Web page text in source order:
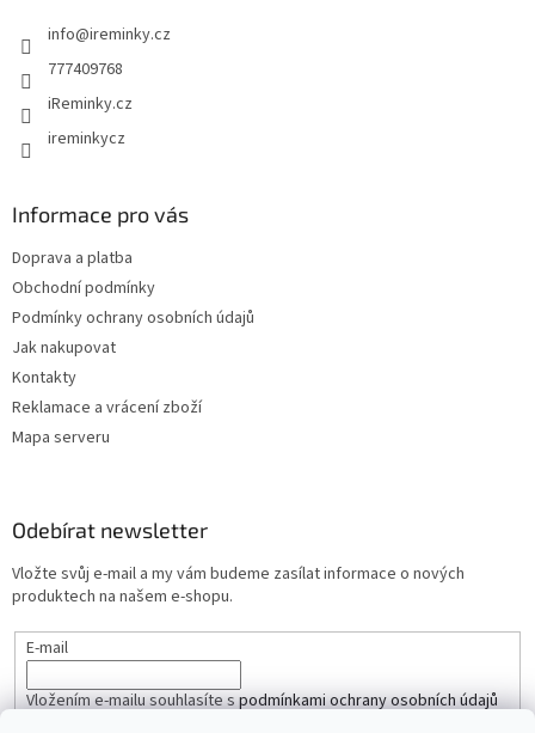
info@ireminky.cz
777409768
iReminky.cz
ireminkycz
Informace pro vás
Doprava a platba
Obchodní podmínky
Podmínky ochrany osobních údajů
Jak nakupovat
Kontakty
Reklamace a vrácení zboží
Mapa serveru
Odebírat newsletter
Vložte svůj e-mail a my vám budeme zasílat informace o nových
produktech na našem e-shopu.
E-mail
Vložením e-mailu souhlasíte spodmínkami ochrany osobních údajů